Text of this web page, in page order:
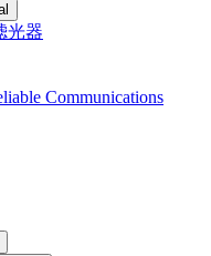
光器
Communications